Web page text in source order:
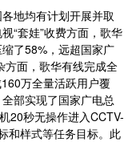
地均有计划开展并取
“套娃”收费方面，歌华
了58%，远超国家广
方面，歌华有线完成全
万全量活跃用户覆
部实现了国家广电总
20秒无操作进入CCTV-
和样式等任务目标。此